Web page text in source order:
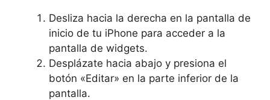
Desliza hacia la derecha en la pantalla de
inicio de⁢ tu ‌iPhone para acceder a la
pantalla ⁢de widgets.
Desplázate hacia abajo ⁢y ‍presiona el
botón «Editar»⁢ en⁢ la parte inferior ⁤de la
pantalla.